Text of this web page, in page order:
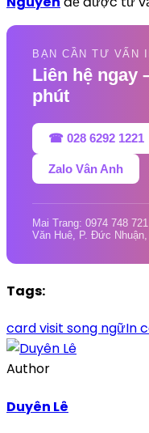
BẠN CẦN TƯ VẤN
Liên hệ ngay
phút
☎ 028 6292 1221
Zalo Vân Anh
Mai Trang: 0974 748
Văn Huê, P. Đức Nhuận,
Tags:
card visit song ngữIn
Author
Duyên Lê